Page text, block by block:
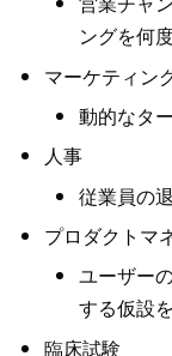
ングを何
マーケティン
動的なタ
人事
従業員の
プロダクトマ
ユーザー
する仮設
臨床試験